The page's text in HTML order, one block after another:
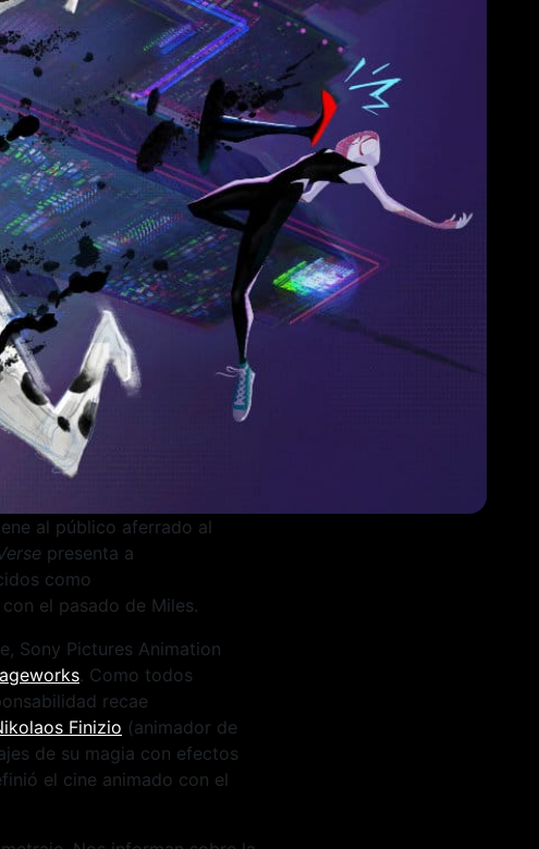
al público aferrado al
presenta a
como
el pasado de Miles.
Sony Pictures Animation
. Como todos
recae
Finizio (animador de
de su magia con efectos
el cine animado con el